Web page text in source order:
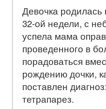
Девочка
32-ой недели, с
успела мама
проведенного в
порадоваться
рождению дочки,
поставлен
тетрапарез.